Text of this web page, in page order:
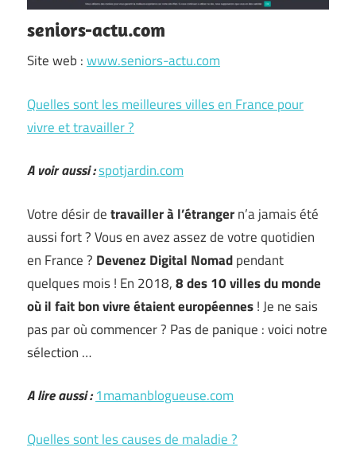
seniors-actu.com
Site web :www.seniors-actu.com
Quelles sont les meilleures villes en France pour
vivre et travailler ?
A voir aussi :spotjardin.com
Votre désir detravailler à l’étrangern’a jamais été
aussi fort ? Vous en avez assez de votre quotidien
en France ? Devenez Digital Nomadpendant
quelques mois ! En 2018,8 des 10 villes du monde
où il fait bon vivre étaient européennes! Je ne sais
pas par où commencer ? Pas de panique : voici notre
sélection …
A lire aussi :1mamanblogueuse.com
Quelles sont les causes de maladie ?